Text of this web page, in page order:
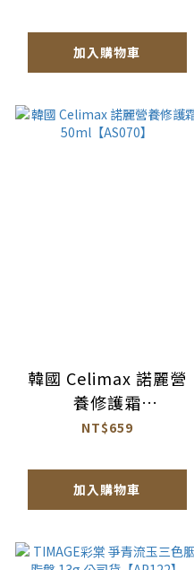
加入購物車
韓國 Celimax 諾麗營
養修護霜
50ml【AS070】
NT$659
加入購物車